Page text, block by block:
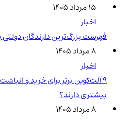
۱۵ مرداد ۱۴۰۵
اخبار
فهرست بزرگ‌ترین دارندگان دولتی
۸ مرداد ۱۴۰۵
اخبار
۹ آلت‌کوین برتر برای خرید و
بیشتری دارند؟
۸ مرداد ۱۴۰۵